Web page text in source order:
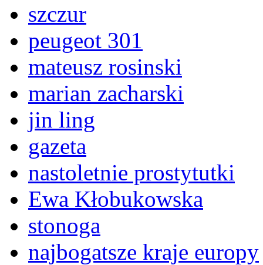
szczur
peugeot 301
mateusz rosinski
marian zacharski
jin ling
gazeta
nastoletnie prostytutki
Ewa Kłobukowska
stonoga
najbogatsze kraje europy